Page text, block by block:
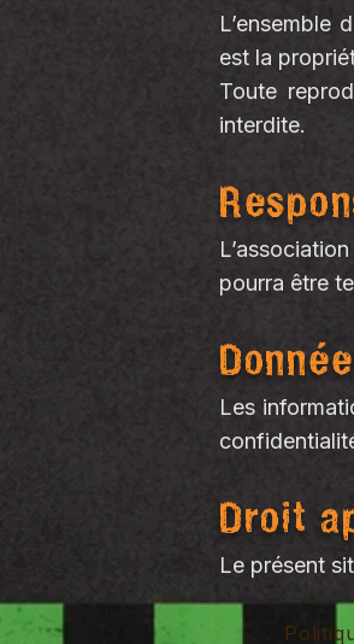
L’ensemble
est la
Toute
interdite.
pourra être
Les
Droit
Le présent